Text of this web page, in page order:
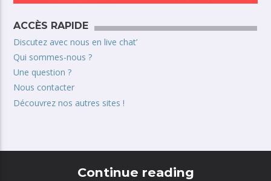
ACCÈS RAPIDE
Discutez avec nous en live chat’
Qui sommes-nous ?
Une question ?
Nous contacter
Découvrez nos autres sites !
Continue reading